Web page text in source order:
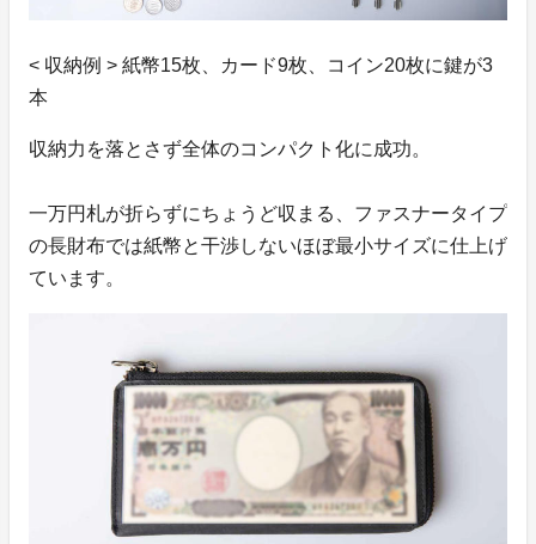
< 収納例 > 紙幣15枚、カード9枚、コイン20枚に鍵が3
本
収納力を落とさず全体のコンパクト化に成功。
一万円札が折らずにちょうど収まる、ファスナータイプ
の長財布では紙幣と干渉しないほぼ最小サイズに仕上げ
ています。